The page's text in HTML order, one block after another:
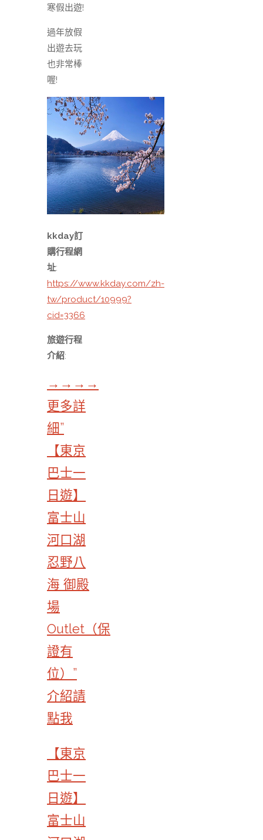
寒假出遊!
過年放假
出遊去玩
也非常棒
喔!
kkday訂
購行程網
址:
https://www.kkday.com/zh-
tw/product/10999?
cid=3366
旅遊行程
介紹:
→→→→
更多詳
細”
【東京
巴士一
日遊】
富士山
河口湖
忍野八
海 御殿
場
Outlet（保
證有
位）”
介紹請
點我
【東京
巴士一
日遊】
富士山